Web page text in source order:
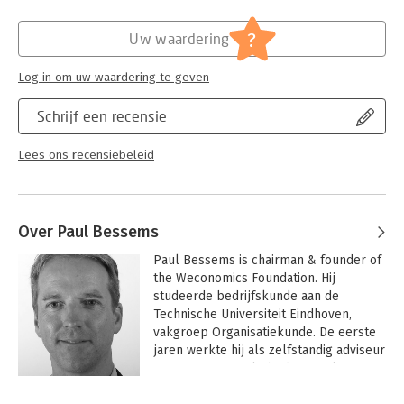
Schrijf een recensie
Lees ons recensiebeleid
Uw waardering ?
Log in om uw waardering te geven
Over Paul Bessems
Paul Bessems is chairman & founder of
the Weconomics Foundation. Hij
studeerde bedrijfskunde aan de
Technische Universiteit Eindhoven,
vakgroep Organisatiekunde. De eerste
jaren werkte hij als zelfstandig adviseur